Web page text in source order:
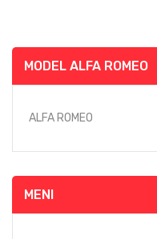
MODEL ALFA ROMEO
ALFA ROMEO
MENI